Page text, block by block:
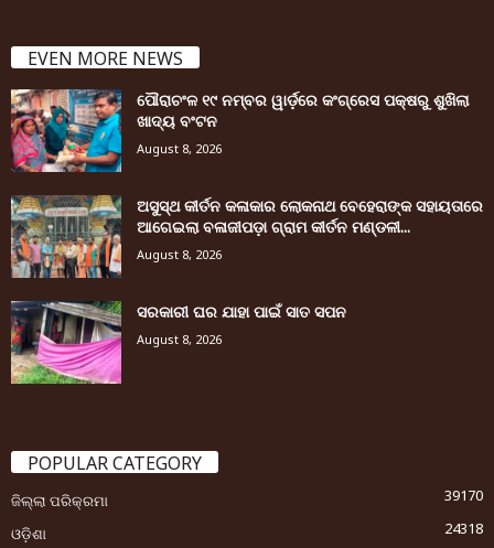
EVEN MORE NEWS
ପୌରାଚଂଳ ୧୯ ନମ୍ବର ୱାର୍ଡ଼ରେ କଂଗ୍ରେସ ପକ୍ଷରୁ ଶୁଖିଲା
ଖାଦ୍ୟ ବଂଟନ
August 8, 2026
ଅସୁସ୍ଥ କୀର୍ତନ କଳାକାର ଲୋକନାଥ ବେହେରାଙ୍କ ସହାୟତାରେ
ଆଗେଇଲା ବଳାଜୀପଡ଼ା ଗ୍ରାମ କୀର୍ତନ ମଣ୍ଡଳୀ...
August 8, 2026
ସରକାରୀ ଘର ଯାହା ପାଇଁ ସାତ ସପନ
August 8, 2026
POPULAR CATEGORY
ଜିଲ୍ଲା ପରିକ୍ରମା
39170
ଓଡ଼ିଶା
24318